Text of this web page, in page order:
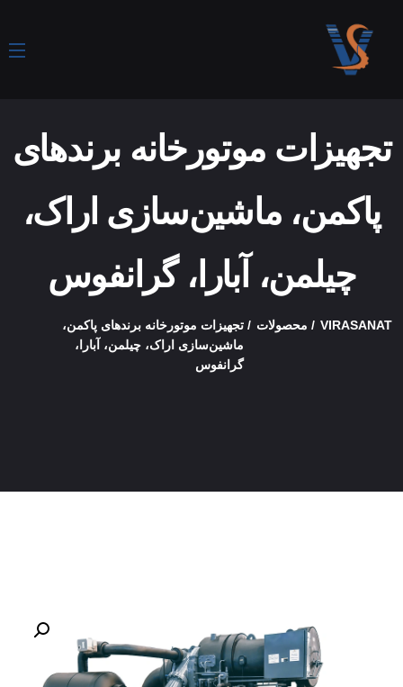
تجهیزات موتورخانه برند‌های
پاکمن، ماشین‌سازی اراک،
چیلمن، آبارا، گرانفوس
VIRASANAT محصولات
تجهیزات موتورخانه برند‌های پاکمن،
ماشین‌سازی اراک، چیلمن، آبارا،
گرانفوس